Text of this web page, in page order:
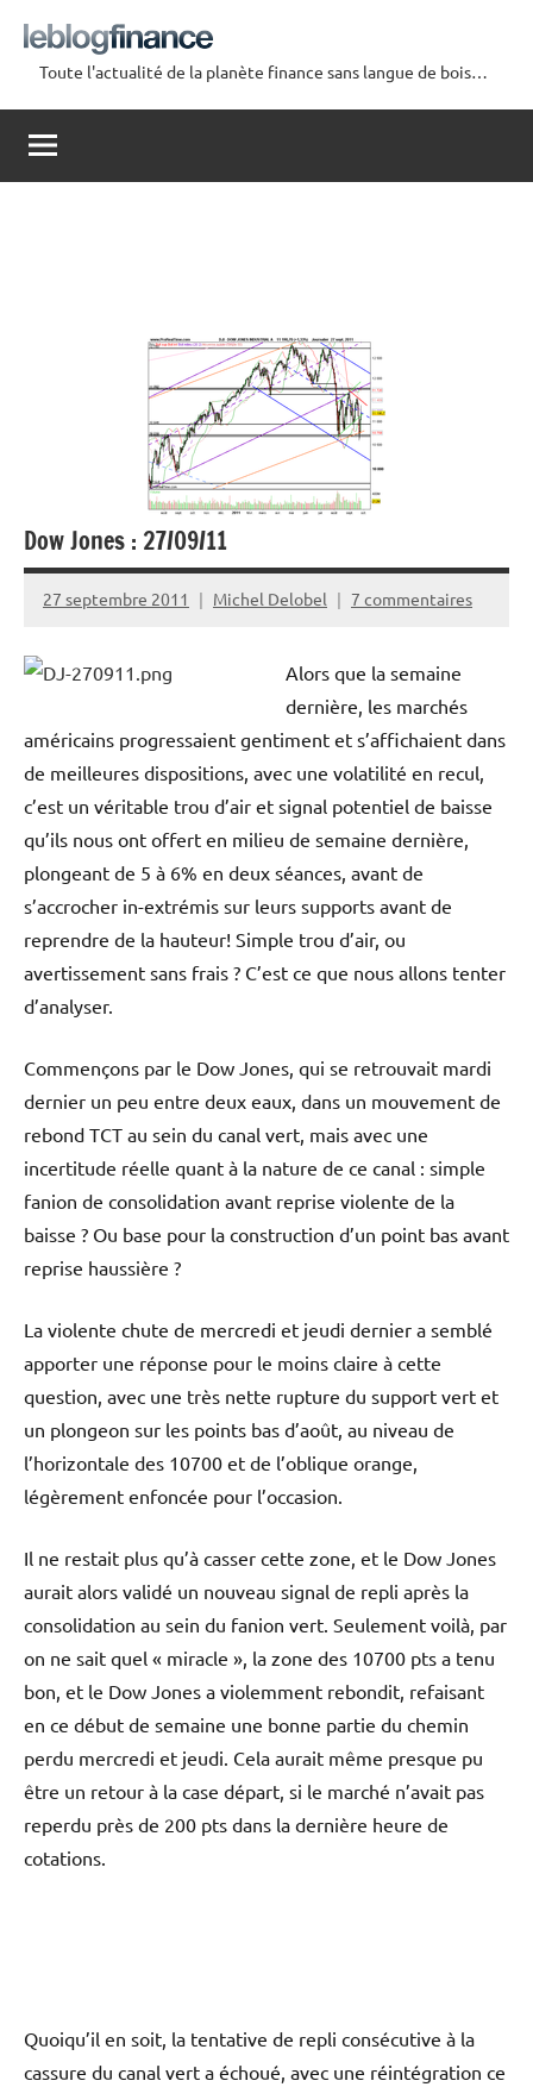
contenu
Le
Blog
Finance
Toute l'actualité de la planète finance sans langue de bois…
Dow Jones : 27/09/11
27 septembre 2011 Michel Delobel 7 commentaires
Alors que la semaine
dernière, les marchés
américains progressaient gentiment et s’affichaient dans
de meilleures dispositions, avec une volatilité en recul,
c’est un véritable trou d’air et signal potentiel de baisse
qu’ils nous ont offert en milieu de semaine dernière,
plongeant de 5 à 6% en deux séances, avant de
s’accrocher in-extrémis sur leurs supports avant de
reprendre de la hauteur! Simple trou d’air, ou
avertissement sans frais ? C’est ce que nous allons tenter
d’analyser.
Commençons par le Dow Jones, qui se retrouvait mardi
dernier un peu entre deux eaux, dans un mouvement de
rebond TCT au sein du canal vert, mais avec une
incertitude réelle quant à la nature de ce canal : simple
fanion de consolidation avant reprise violente de la
baisse ? Ou base pour la construction d’un point bas avant
reprise haussière ?
La violente chute de mercredi et jeudi dernier a semblé
apporter une réponse pour le moins claire à cette
question, avec une très nette rupture du support vert et
un plongeon sur les points bas d’août, au niveau de
l’horizontale des 10700 et de l’oblique orange,
légèrement enfoncée pour l’occasion.
Il ne restait plus qu’à casser cette zone, et le Dow Jones
aurait alors validé un nouveau signal de repli après la
consolidation au sein du fanion vert. Seulement voilà, par
on ne sait quel « miracle », la zone des 10700 pts a tenu
bon, et le Dow Jones a violemment rebondit, refaisant
en ce début de semaine une bonne partie du chemin
perdu mercredi et jeudi. Cela aurait même presque pu
être un retour à la case départ, si le marché n’avait pas
reperdu près de 200 pts dans la dernière heure de
cotations.
Quoiqu’il en soit, la tentative de repli consécutive à la
cassure du canal vert a échoué, avec une réintégration ce